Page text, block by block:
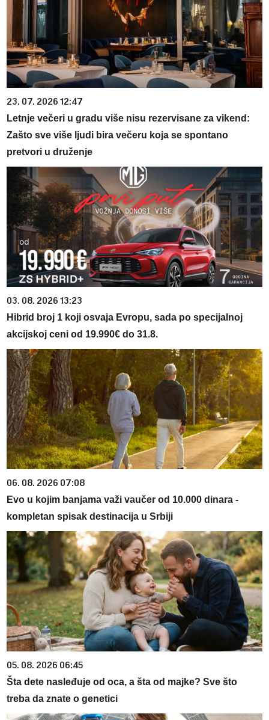
23. 07. 2026 12:47
Letnje večeri u gradu više nisu rezervisane za vikend:
Zašto sve više ljudi bira večeru koja se spontano
pretvori u druženje
03. 08. 2026 13:23
Hibrid broj 1 koji osvaja Evropu, sada po specijalnoj
akcijskoj ceni od 19.990€ do 31.8.
06. 08. 2026 07:08
Evo u kojim banjama važi vaučer od 10.000 dinara -
kompletan spisak destinacija u Srbiji
05. 08. 2026 06:45
Šta dete nasleđuje od oca, a šta od majke? Sve što
treba da znate o genetici